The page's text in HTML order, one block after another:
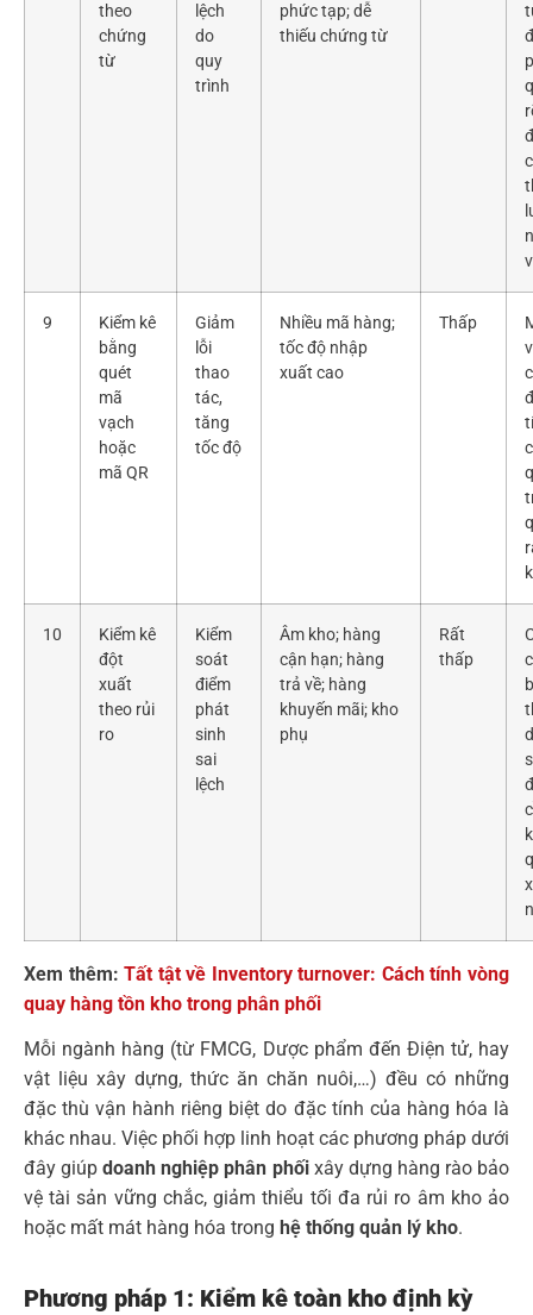
theo
chứng
từ
lệch
do
quy
trình
phức tạp; dễ
thiếu chứng từ
9
Kiểm kê
bằng
quét
mã
vạch
hoặc
mã QR
Giảm
lỗi
thao
tác,
tăng
tốc độ
Nhiều mã hàng;
tốc độ nhập
xuất cao
Thấp
10
Kiểm kê
đột
xuất
theo rủi
ro
Kiểm
soát
điểm
phát
sinh
sai
lệch
Âm kho; hàng
cận hạn; hàng
trả về; hàng
khuyến mãi; kho
phụ
Rất
thấp
Xem thêm:Tất tật về Inventory turnover: Cách tính vòng
quay hàng tồn kho trong phân phối
Mỗi ngành hàng (từ FMCG, Dược phẩm đến Điện tử, hay
vật liệu xây dựng, thức ăn chăn nuôi,…) đều có những
đặc thù vận hành riêng biệt do đặc tính của hàng hóa là
khác nhau. Việc phối hợp linh hoạt các phương pháp dưới
đây giúpdoanh nghiệp phân phốixây dựng hàng rào bảo
vệ tài sản vững chắc, giảm thiểu tối đa rủi ro âm kho ảo
hoặc mất mát hàng hóa trong hệ thống quản lý kho.
Phương pháp 1: Kiểm kê toàn kho định kỳ